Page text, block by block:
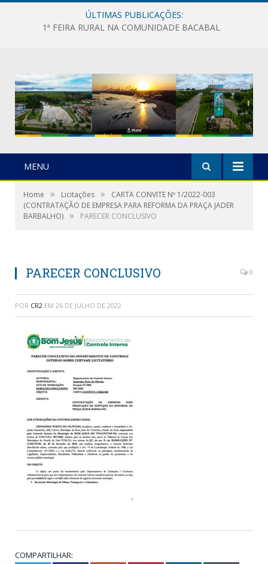
ÚLTIMAS PUBLICAÇÕES:
1ª FEIRA RURAL NA COMUNIDADE BACABAL
MENU
Home » Licitações »
CARTA CONVITE Nº 1/2022-003
(CONTRATAÇÃO DE EMPRESA PARA REFORMA DA PRAÇA JADER
BARBALHO) » PARECER CONCLUSIVO
PARECER CONCLUSIVO 0
POR CR2 EM 26 DE JULHO DE 2022
COMPARTILHAR: